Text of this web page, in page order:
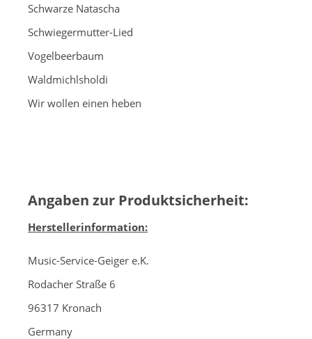
Schwarze Natascha
Schwiegermutter-Lied
Vogelbeerbaum
Waldmichlsholdi
Wir wollen einen heben
Angaben zur Produktsicherheit:
Herstellerinformation:
Music-Service-Geiger e.K.
Rodacher Straße 6
96317 Kronach
Germany